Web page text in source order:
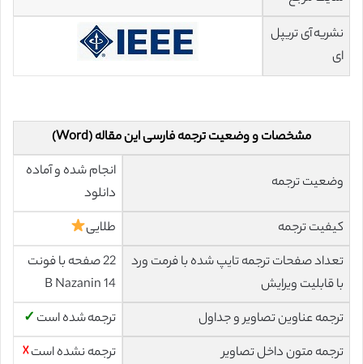
نشریه آی تریپل
ای
مشخصات و وضعیت ترجمه فارسی این مقاله (Word)
وضعیت ترجمه
انجام شده و آماده
دانلود
کیفیت ترجمه
طلایی
تعداد صفحات ترجمه تایپ شده با فرمت ورد
با قابلیت ویرایش
22 صفحه با فونت
14 B Nazanin
ترجمه عناوین تصاویر و جداول
ترجمه شده است ✓
ترجمه متون داخل تصاویر
ترجمه نشده است☓